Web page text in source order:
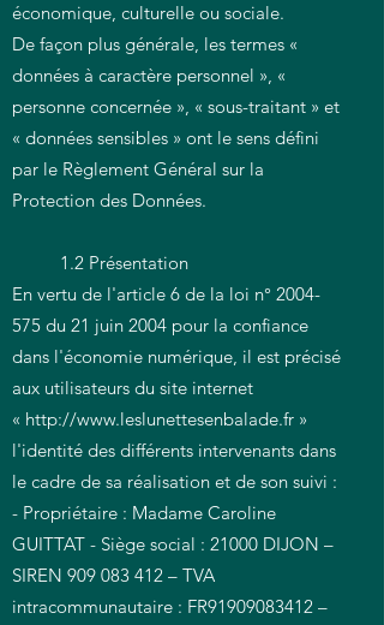
économique, culturelle ou sociale.
De façon plus générale, les termes «
données à caractère personnel », «
personne concernée », « sous-traitant » et
« données sensibles » ont le sens défini
par le Règlement Général sur la
Protection des Données.
1.2 Présentation
En vertu de l'article 6 de la loi n° 2004-
575 du 21 juin 2004 pour la confiance
dans l'économie numérique, il est précisé
aux utilisateurs du site internet
« http://www.leslunettesenbalade.fr »
l'identité des différents intervenants dans
le cadre de sa réalisation et de son suivi :
- Propriétaire : Madame Caroline
GUITTAT - Siège social : 21000 DIJON –
SIREN 909 083 412 – TVA
intracommunautaire : FR91909083412 –